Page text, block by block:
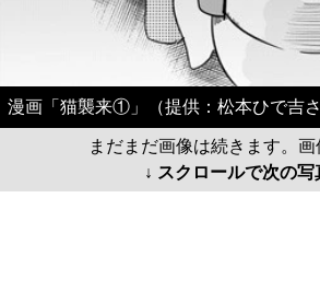
漫画「猫襲来①」（提供：松本ひで吉さ
まだまだ画像は続きます。画
↓ スクロールで次の写